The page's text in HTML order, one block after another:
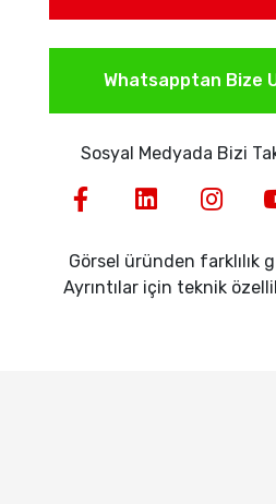
Whatsapptan Bize
Sosyal Medyada Bizi
Görsel üründen farklılık
Ayrıntılar için teknik